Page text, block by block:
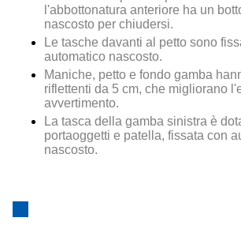
l'abbottonatura anteriore ha un
nascosto per chiudersi.
Le tasche davanti al petto sono
automatico nascosto.
Maniche, petto e fondo gamba
riflettenti da 5 cm, che migliorano
avvertimento.
La tasca della gamba sinistra è
portaoggetti e patella, fissata con
nascosto.